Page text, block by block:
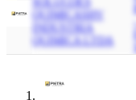
QUIMICASHV
INDUSTRIA
QUIMICA LTDA